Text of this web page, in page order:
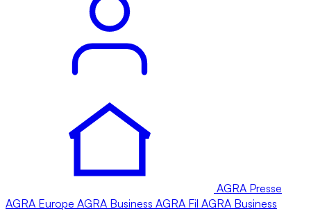
AGRA Presse
AGRA Europe AGRA Business AGRA Fil AGRA Business